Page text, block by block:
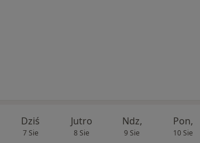
Dziś
7 Sie
Jutro
8 Sie
Ndz,
9 Sie
Pon,
10 Sie